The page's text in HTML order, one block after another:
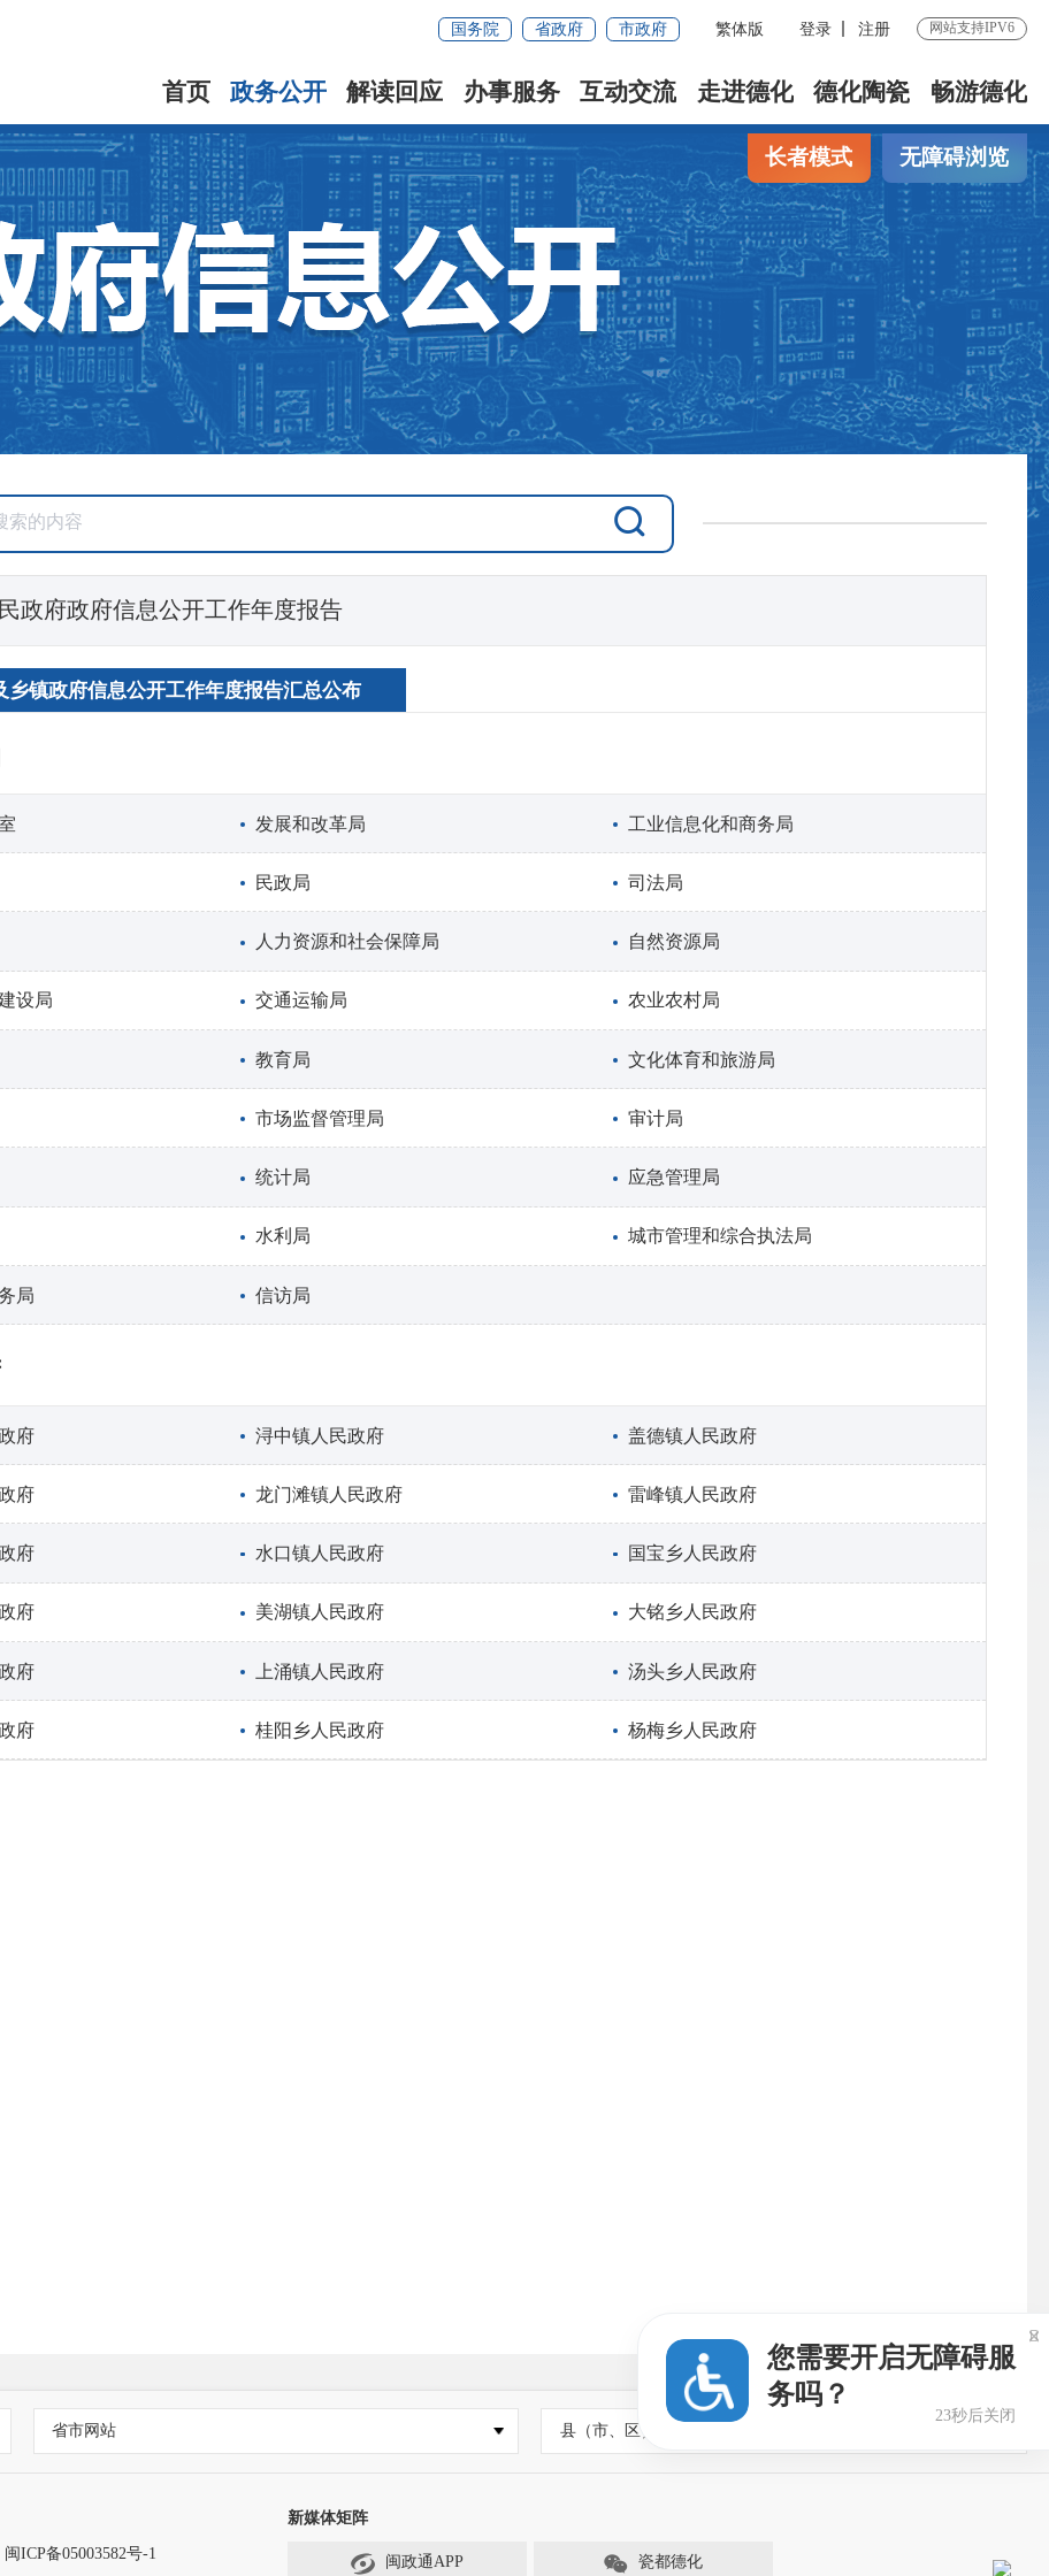
国务院 省政府 市政府 繁体版 登录 注册 网站支持IPV6
首页 政务公开 解读回应 办事服务 互动交流 走进德化 德化陶瓷 畅游德化
长者模式 无障碍浏览
政府政府信息公开工作年度报告
乡镇政府信息公开工作年度报告汇总公布
发展和改革局 工业信息化和商务局
民政局 司法局
人力资源和社会保障局 自然资源局
设局 交通运输局 农业农村局
教育局 文化体育和旅游局
市场监督管理局 审计局
统计局 应急管理局
水利局 城市管理和综合执法局
局 信访局
府 浔中镇人民政府 盖德镇人民政府
府 龙门滩镇人民政府 雷峰镇人民政府
府 水口镇人民政府 国宝乡人民政府
府 美湖镇人民政府 大铭乡人民政府
府 上涌镇人民政府 汤头乡人民政府
府 桂阳乡人民政府 杨梅乡人民政府
省市网站 县（市、区）政府网站
闽ICP备05003582号-1
新媒体矩阵
闽政通APP 瓷都德化
您需要开启无障碍服
务吗？
22秒后关闭
